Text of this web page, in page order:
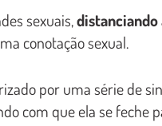
sexuais,distanciando
conotação sexual.
por uma série de
com que ela se feche